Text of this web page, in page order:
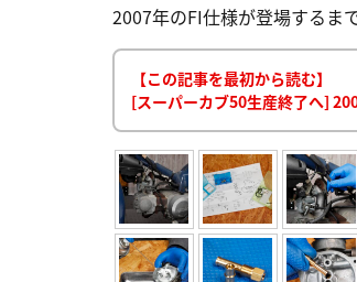
2007年のFI仕様が登場するま
【この記事を最初から読む】
[スーパーカブ50生産終了へ]